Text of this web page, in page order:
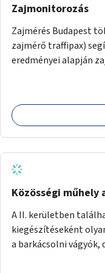
Zajmonitorozás
Zajmérés Budapest
zajmérő traffipax)
eredményei alapján
Közösségi műhely
A II. kerületben
kiegészítéseként
a barkácsolni vágyók,